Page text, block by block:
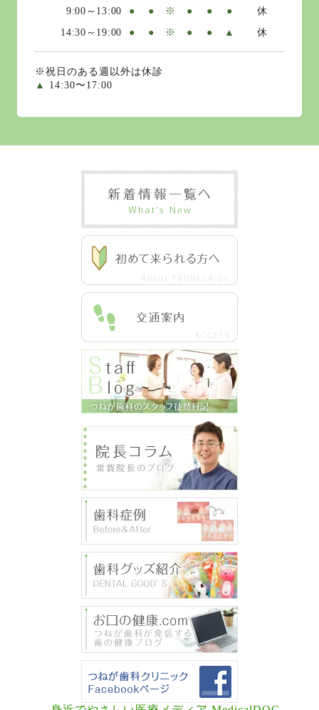
9:00～13:00 ● ● ※ ● ● ●
休
14:30～19:00
● ● ※ ● ● ▲ 休
※祝日のある週以外は休診
▲
14:30〜17:00